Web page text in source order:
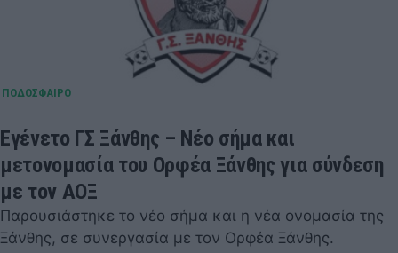
Εγένετο ΓΣ Ξάνθης – Νέο σήμα και
μετονομασία του Ορφέα Ξάνθης για σύνδεση
με τον ΑΟΞ
Παρουσιάστηκε το νέο σήμα και η νέα ονομασία της
Ξάνθης, σε συνεργασία με τον Ορφέα Ξάνθης.